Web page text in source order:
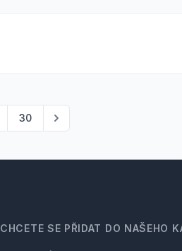
30
CHCETE SE PŘIDAT DO NAŠEHO